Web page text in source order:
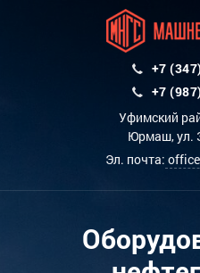
+7
+7
Уфимский
Юрмаш, ул.
Эл. почта: